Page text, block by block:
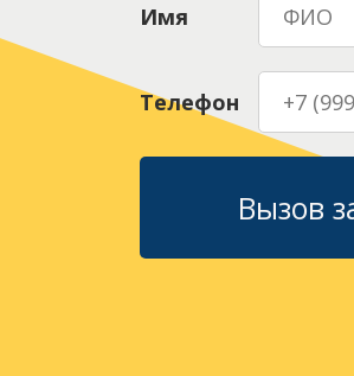
Имя
Телефон
Вызов